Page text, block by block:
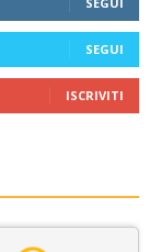
SEGUI
ISCRIVITI